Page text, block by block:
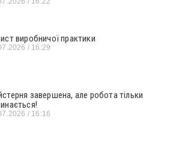
виробничої практики
16:29
завершена, але робота тільки
16:16